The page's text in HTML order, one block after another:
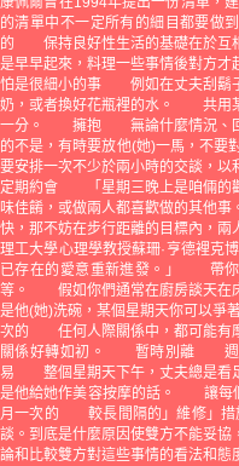
的清單中不一定所有的細目都要
的 保持良好性生活的基礎在於互
是早早起來，料理一些事情後對方
怕是很細小的事 例如在丈夫刮鬍子
奶，或者換好花瓶裡的水。 共用
一分。 擁抱 無論什麼情況、回
的不是，有時要放他(她)一馬，不
要安排一次不少於兩小時的交談
定期約會 「星期三晚上是咱倆的歡
味佳餚，或做兩人都喜歡做的其
快，那不妨在步行距離的目標內，
理工大學心理學教授蘇珊·亨德裡克
已存在的愛意重新進發。」 帶你
等。 假如你們通常在廚房談天在
是他(她)洗碗，某個星期天你可以
次的 任何人際關係中，都可能有摩
關係好轉如初。 暫時別離 週末
易 整個星期天下午，丈夫總是看足
是他給她作美容按摩的話。 讓每
月一次的 較長間隔的」維修」措
談。到底是什麼原因使雙方不能妥
論和比較雙方對這些事情的看法和